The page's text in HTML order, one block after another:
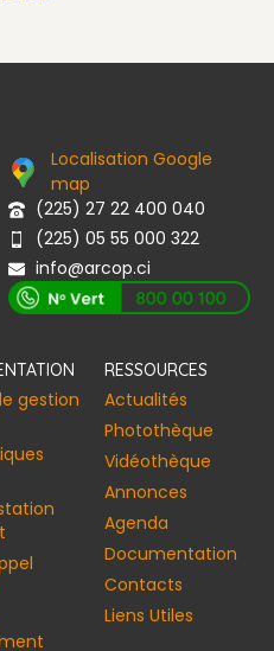
Localisation Google
map
(225) 27 22 400 040
(225) 05 55 000 322
info@arcop.ci
gestion
RESSOURCES
Actualités
Photothèque
Vidéothèque
Annonces​
Agenda
Documentation
Contacts
Liens Utiles